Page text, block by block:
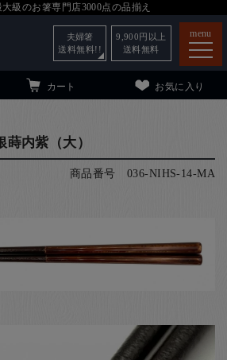
級のお箸専門店3000点の品揃え
menu
カート お気に入り
夫婦箸
送料無料!!
9,900 円以上
送料無料
内紫（大）
商品番号 036-NIHS-14-MA